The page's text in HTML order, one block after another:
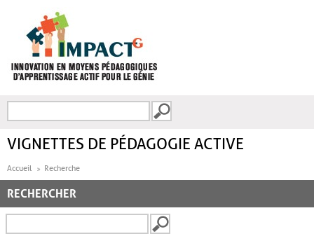
FORMULAIRE DE
VIGNETTES DE PÉDAGOGIE ACTIVE
Accueil Recherche
RECHERCHER